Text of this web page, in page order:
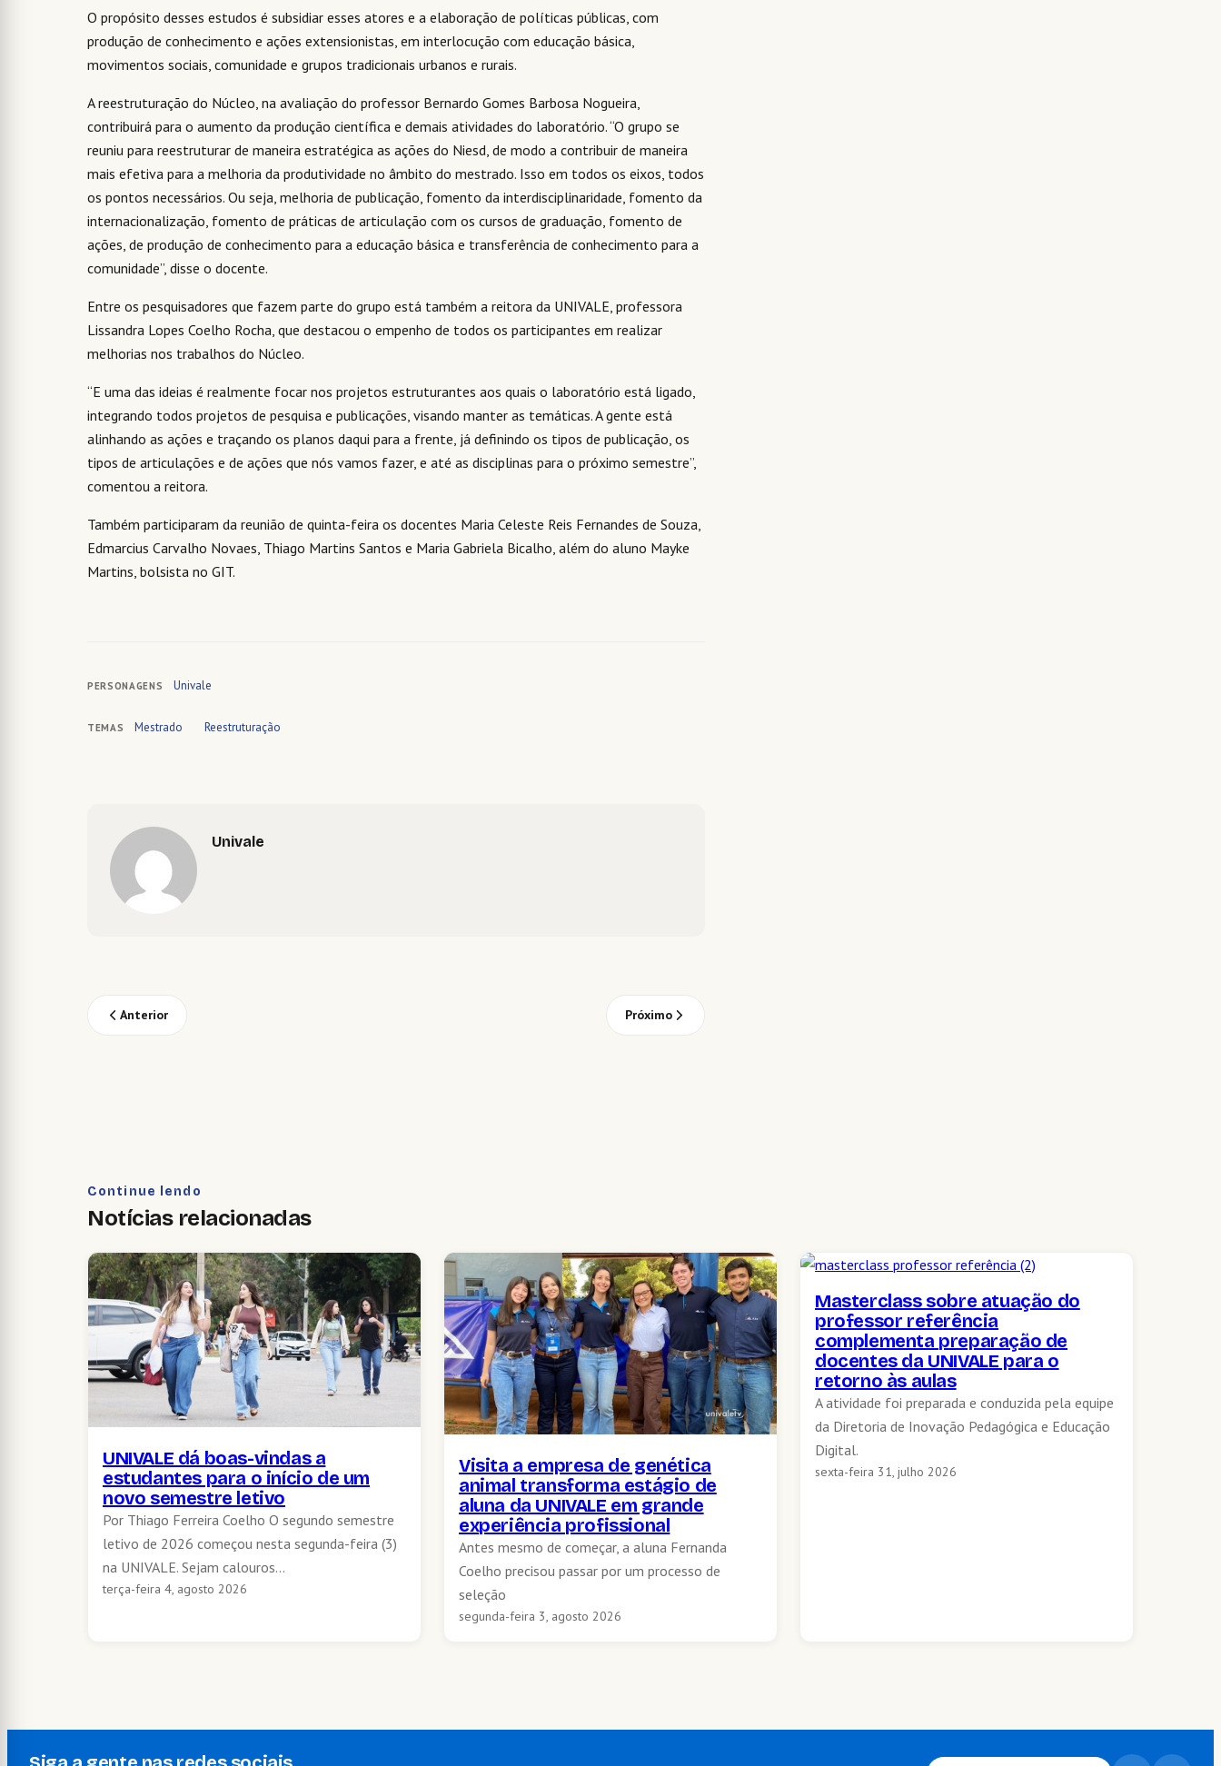
O propósito desses estudos é subsidiar esses atores e a elaboração de políticas públicas, com
produção de conhecimento e ações extensionistas, em interlocução com educação básica,
movimentos sociais, comunidade e grupos tradicionais urbanos e rurais.
A reestruturação do Núcleo, na avaliação do professor Bernardo Gomes Barbosa Nogueira,
contribuirá para o aumento da produção científica e demais atividades do laboratório. “O grupo se
reuniu para reestruturar de maneira estratégica as ações do Niesd, de modo a contribuir de maneira
mais efetiva para a melhoria da produtividade no âmbito do mestrado. Isso em todos os eixos, todos
os pontos necessários. Ou seja, melhoria de publicação, fomento da interdisciplinaridade, fomento da
internacionalização, fomento de práticas de articulação com os cursos de graduação, fomento de
ações, de produção de conhecimento para a educação básica e transferência de conhecimento para a
comunidade”, disse o docente.
Entre os pesquisadores que fazem parte do grupo está também a reitora da UNIVALE, professora
Lissandra Lopes Coelho Rocha, que destacou o empenho de todos os participantes em realizar
melhorias nos trabalhos do Núcleo.
“E uma das ideias é realmente focar nos projetos estruturantes aos quais o laboratório está ligado,
integrando todos projetos de pesquisa e publicações, visando manter as temáticas. A gente está
alinhando as ações e traçando os planos daqui para a frente, já definindo os tipos de publicação, os
tipos de articulações e de ações que nós vamos fazer, e até as disciplinas para o próximo semestre”,
comentou a reitora.
Também participaram da reunião de quinta-feira os docentes Maria Celeste Reis Fernandes de Souza,
Edmarcius Carvalho Novaes, Thiago Martins Santos e Maria Gabriela Bicalho, além do aluno Mayke
Martins, bolsista no GIT.
PERSONAGENS Univale
TEMAS Mestrado Reestruturação
Univale
Anterior Próximo
Continue lendo
Notícias relacionadas
UNIVALE dá boas-vindas a
estudantes para o início de um
novo semestre letivo
Por Thiago Ferreira Coelho O segundo semestre
letivo de 2026 começou nesta segunda-feira (3)
na UNIVALE. Sejam calouros…
terça-feira 4, agosto 2026
Visita a empresa de genética
animal transforma estágio de
aluna da UNIVALE em grande
experiência profissional
Antes mesmo de começar, a aluna Fernanda
Coelho precisou passar por um processo de
seleção
segunda-feira 3, agosto 2026
Masterclass sobre atuação do
professor referência
complementa preparação de
docentes da UNIVALE para o
retorno às aulas
A atividade foi preparada e conduzida pela equipe
da Diretoria de Inovação Pedagógica e Educação
Digital.
sexta-feira 31, julho 2026